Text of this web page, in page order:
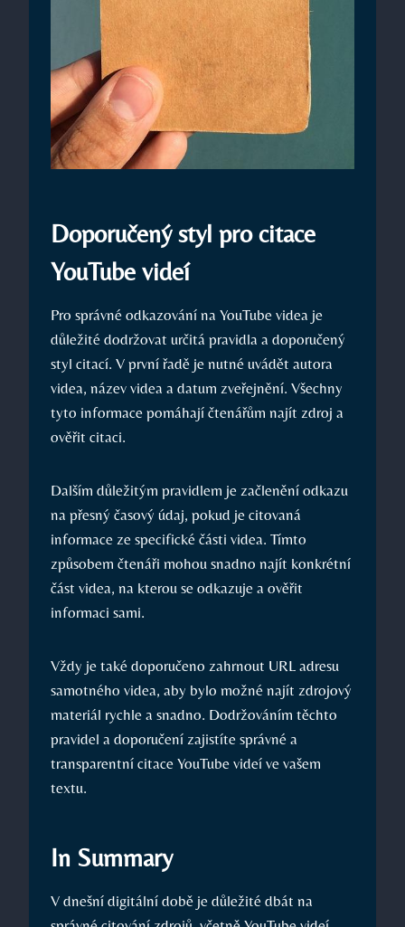
Doporučený styl pro citace
YouTube videí
Pro správné odkazování na YouTube videa je
důležité dodržovat určitá pravidla a doporučený
styl citací. V první řadě je nutné uvádět autora
videa, název videa a datum zveřejnění. Všechny
tyto informace pomáhají čtenářům najít zdroj a
ověřit citaci.
Dalším důležitým pravidlem je začlenění odkazu
na přesný časový údaj, pokud je citovaná
informace ze specifické části videa. Tímto
způsobem čtenáři mohou snadno najít konkrétní
část videa, na kterou se odkazuje a ověřit
informaci sami.
Vždy je také doporučeno zahrnout URL adresu
samotného videa, aby bylo možné najít zdrojový
materiál rychle a snadno. Dodržováním těchto
pravidel a doporučení zajistíte správné a
transparentní citace YouTube videí ve vašem
textu.
In Summary
V dnešní digitální době je důležité dbát na